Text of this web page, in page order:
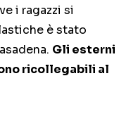
i ragazzi si
è stato
Gli esterni
ricollegabili al